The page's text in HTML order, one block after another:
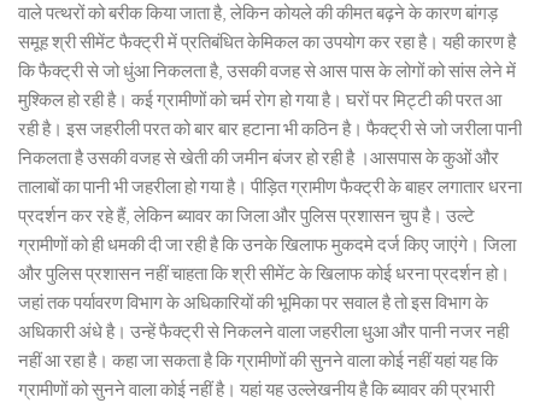
वाले पत्थरों को बरीक किया जाता है, लेकिन कोयले की कीमत बढ़ने के कारण बांगड़
समूह श्री सीमेंट फैक्ट्री में प्रतिबंधित केमिकल का उपयोग कर रहा है। यही कारण है
कि फैक्ट्री से जो धुंआ निकलता है, उसकी वजह से आस पास के लोगों को सांस लेने में
मुश्किल हो रही है। कई ग्रामीणों को चर्म रोग हो गया है। घरों पर मिट्टी की परत आ
रही है। इस जहरीली परत को बार बार हटाना भी कठिन है। फैक्ट्री से जो जरीला पानी
निकलता है उसकी वजह से खेती की जमीन बंजर हो रही है ।आसपास के कुओं और
तालाबों का पानी भी जहरीला हो गया है। पीड़ित ग्रामीण फैक्ट्री के बाहर लगातार धरना
प्रदर्शन कर रहे हैं, लेकिन ब्यावर का जिला और पुलिस प्रशासन चुप है। उल्टे
ग्रामीणों को ही धमकी दी जा रही है कि उनके खिलाफ मुकदमे दर्ज किए जाएंगे। जिला
और पुलिस प्रशासन नहीं चाहता कि श्री सीमेंट के खिलाफ कोई धरना प्रदर्शन हो।
जहां तक पर्यावरण विभाग के अधिकारियों की भूमिका पर सवाल है तो इस विभाग के
अधिकारी अंधे है। उन्हें फैक्ट्री से निकलने वाला जहरीला धुआ और पानी नजर नही
नहीं आ रहा है। कहा जा सकता है कि ग्रामीणों की सुनने वाला कोई नहीं यहां यह कि
ग्रामीणों को सुनने वाला कोई नहीं है। यहां यह उल्लेखनीय है कि ब्यावर की प्रभारी